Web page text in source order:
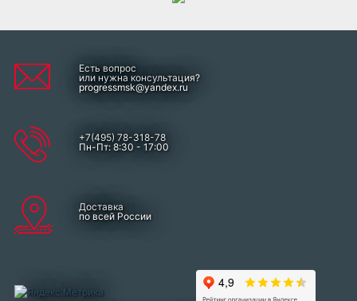
Есть вопрос
или нужна консультация?
progressmsk@yandex.ru
+7(495) 78-318-78
Пн-Пт: 8:30 - 17:00
Доставка
по всей России